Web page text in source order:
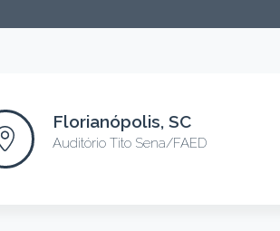
Florianópolis, SC
Auditório Tito Sena/FAED